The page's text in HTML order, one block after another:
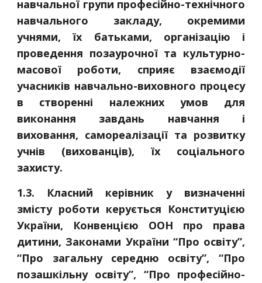
навчальної групи професійно-технічного
навчального закладу, окремими
учнями, їх батьками, організацію і
проведення позаурочної та культурно-
масової роботи, сприяє взаємодії
учасників навчально-виховного процесу
в створенні належних умов для
виконання завдань навчання і
виховання, самореалізації та розвитку
учнів (вихованців), їх соціального
захисту.
1.3. Класний керівник у визначенні
змісту роботи керується Конституцією
України, Конвенцією ООН про права
дитини, Законами України “Про освіту”,
“Про загальну середню освіту”, “Про
позашкільну освіту”, “Про професійно-